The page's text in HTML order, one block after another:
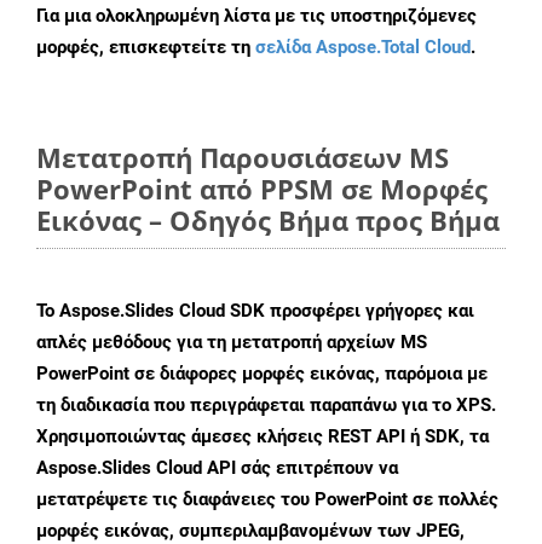
Για μια ολοκληρωμένη λίστα με τις υποστηριζόμενες
μορφές, επισκεφτείτε τη σελίδα Aspose.Total Cloud.
Μετατροπή Παρουσιάσεων MS
PowerPoint από PPSM σε Μορφές
Εικόνας – Οδηγός Βήμα προς Βήμα
Το Aspose.Slides Cloud SDK προσφέρει γρήγορες και
απλές μεθόδους για τη μετατροπή αρχείων MS
PowerPoint σε διάφορες μορφές εικόνας, παρόμοια με
τη διαδικασία που περιγράφεται παραπάνω για το XPS.
Χρησιμοποιώντας άμεσες κλήσεις REST API ή SDK, τα
Aspose.Slides Cloud API σάς επιτρέπουν να
μετατρέψετε τις διαφάνειες του PowerPoint σε πολλές
μορφές εικόνας, συμπεριλαμβανομένων των JPEG,